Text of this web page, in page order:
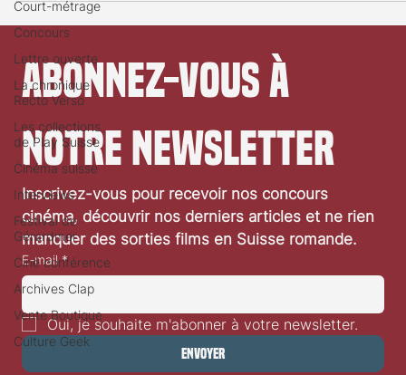
Court-métrage
Concours
Lettre ouverte
La chronique
Recto Verso
Les collections
de Play Suisse
Cinéma suisse
Interviews
Festival de
Gérardmer
Ciné conférence
Archives Clap
Vente Boutique
Culture Geek
Abonnez-vous à
notre newsletter
Inscrivez-vous pour recevoir nos concours
cinéma, découvrir nos derniers articles et ne rien
manquer des sorties films en Suisse romande.
E-mail *
Oui, je souhaite m'abonner à votre newsletter.